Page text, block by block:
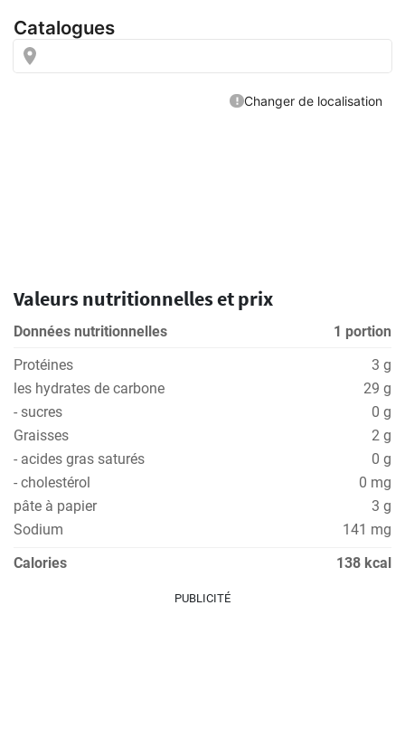
Valeurs nutritionnelles et prix
Données nutritionnelles
1 portion
Protéines
3 g
les hydrates de carbone
29 g
- sucres
0 g
Graisses
2 g
- acides gras saturés
0 g
- cholestérol
0 mg
pâte à papier
3 g
Sodium
141 mg
Calories
138 kcal
PUBLICITÉ